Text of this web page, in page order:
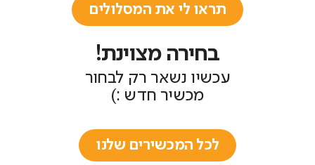
תראו לי את המסלולים
בחירה מצוינת!
עכשיו נשאר רק לבחור
מכשיר חדש :)
לכל המכשירים שלנו